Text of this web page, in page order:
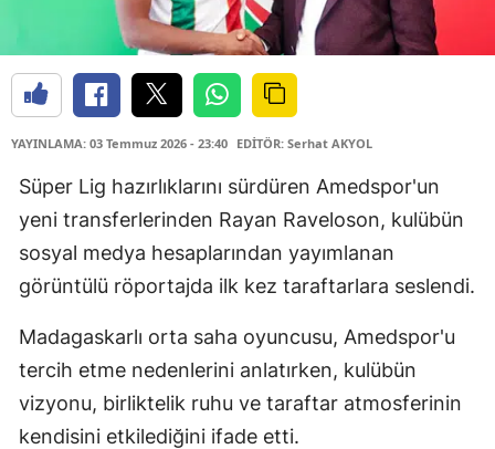
YAYINLAMA: 03 Temmuz 2026 - 23:40 EDİTÖR: Serhat AKYOL
Süper Lig hazırlıklarını sürdüren Amedspor'un
yeni transferlerinden Rayan Raveloson, kulübün
sosyal medya hesaplarından yayımlanan
görüntülü röportajda ilk kez taraftarlara seslendi.
Madagaskarlı orta saha oyuncusu, Amedspor'u
tercih etme nedenlerini anlatırken, kulübün
vizyonu, birliktelik ruhu ve taraftar atmosferinin
kendisini etkilediğini ifade etti.